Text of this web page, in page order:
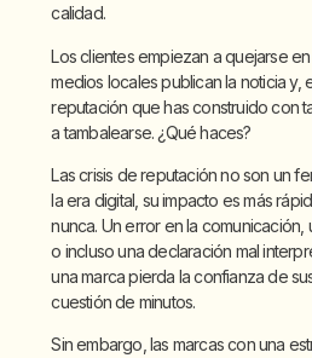
calidad.
Los clientes empiezan a quejarse
medios locales publican la noticia y,
reputación que has construido con
a tambalearse. ¿Qué haces?
Las crisis de reputación no son un
la era digital, su impacto es más
nunca. Un error en la
o incluso una declaración mal
una marca pierda la confianza de
cuestión de minutos.
Sin embargo, las marcas con una